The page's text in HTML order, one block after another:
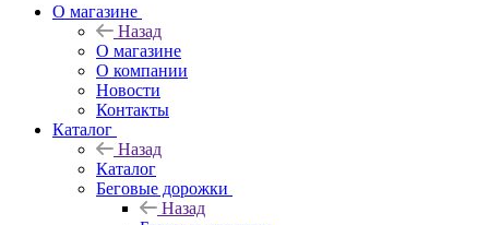
О магазине
Назад
О магазине
О компании
Новости
Контакты
Каталог
Назад
Каталог
Беговые дорожки
Назад